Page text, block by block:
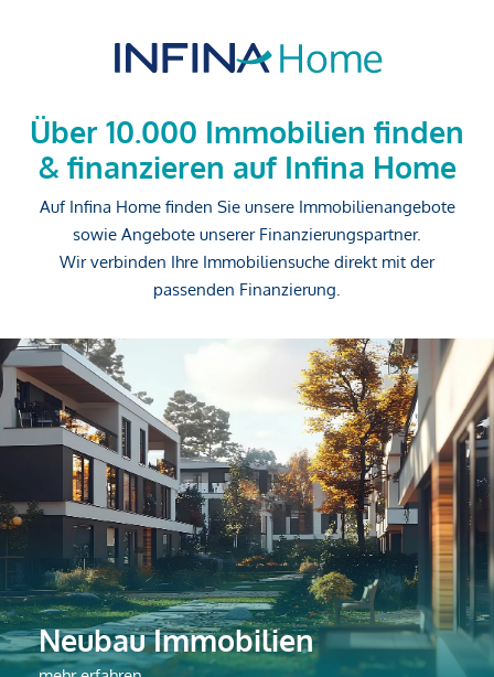
Über 10.000 Immobilien finden
& finanzieren auf Infina Home
Auf Infina Home finden Sie unsere Immobilienangebote
sowie Angebote unserer Finanzierungspartner.
Wir verbinden Ihre Immobiliensuche direkt mit der
passenden Finanzierung.
Neubau Immobilien